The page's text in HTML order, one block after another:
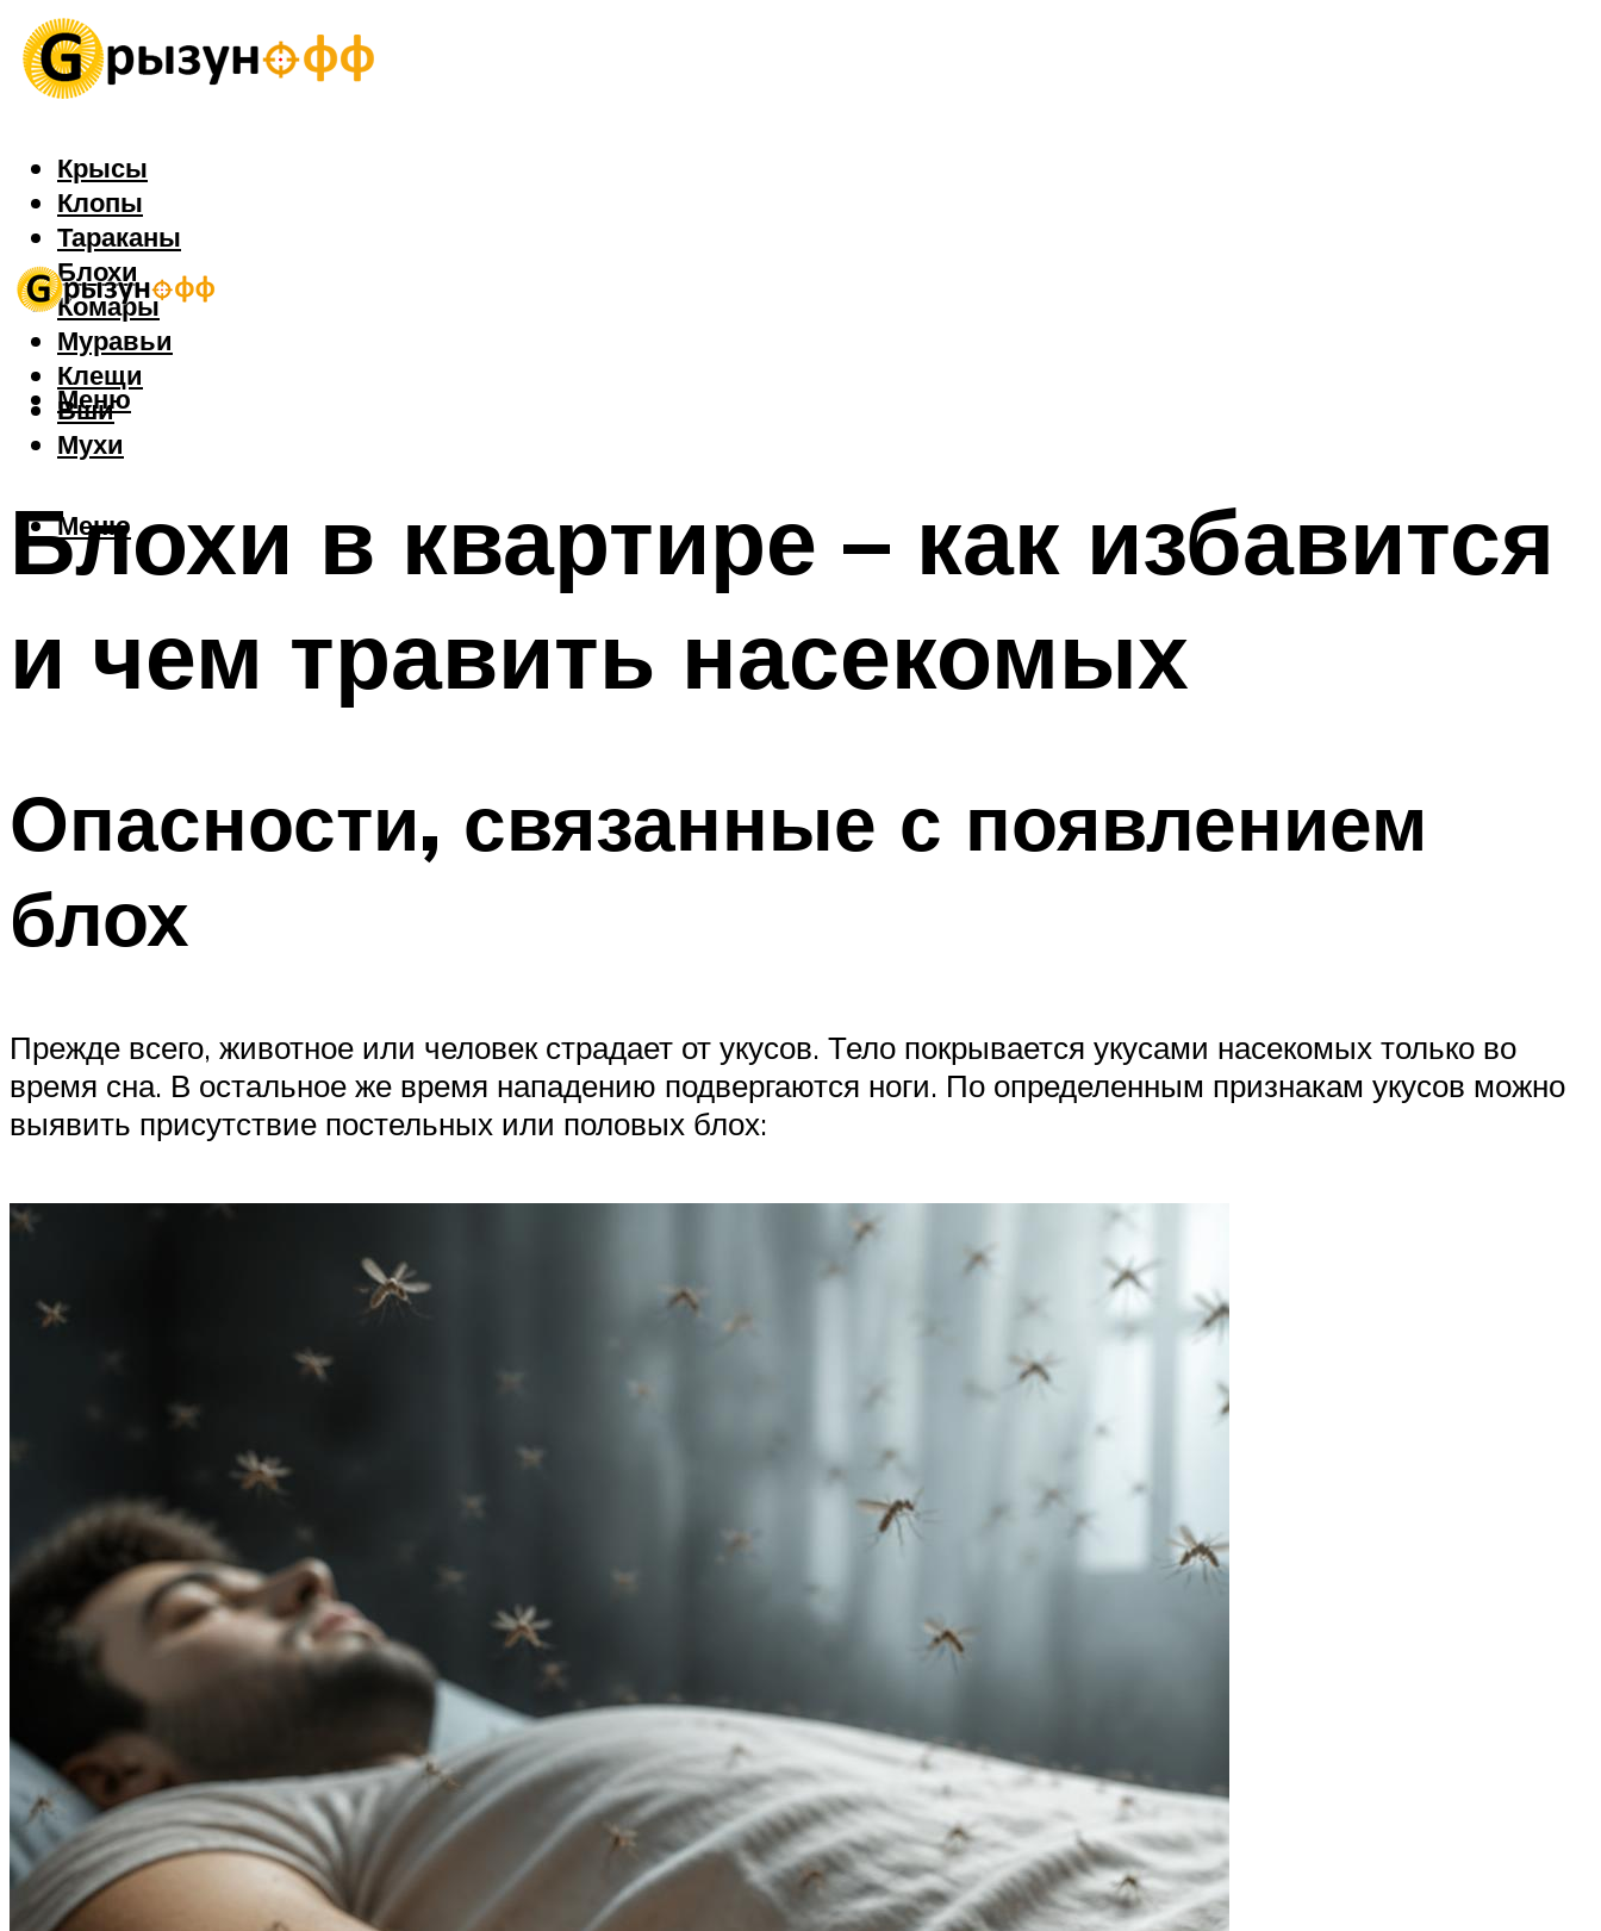
Крысы
Клопы
Тараканы
Блохи
Комары
Муравьи
Клещи
Вши
Мухи
Меню
Меню
Блохи в квартире – как избавится
и чем травить насекомых
Опасности, связанные с появлением
блох
Прежде всего, животное или человек страдает от укусов. Тело покрывается укусами насекомых только во
время сна. В остальное же время нападению подвергаются ноги. По определенным признакам укусов можно
выявить присутствие постельных или половых блох: